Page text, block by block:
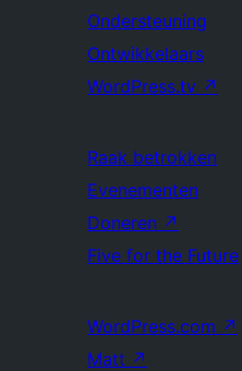
Ondersteuning
Ontwikkelaars
WordPress.tv ↗
Raak betrokken
Evenementen
Doneren ↗
Five for the Future
WordPress.com ↗
Matt ↗